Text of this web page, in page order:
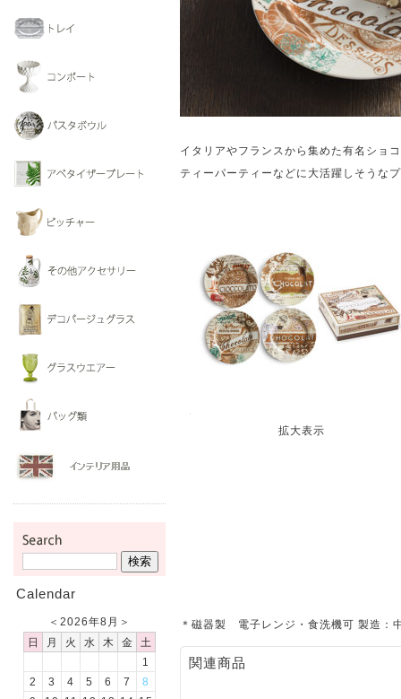
Calendar
＜ 2026年8月 ＞
日
月 火 水 木 金
土
1
2
3 4 5 6 7
8
イタリアやフランスから集めた有名ショ
ティーパーティーなどに大活躍しそ
拡大表示
＊磁器製 電子レンジ・食洗機可 製造：
関連商品